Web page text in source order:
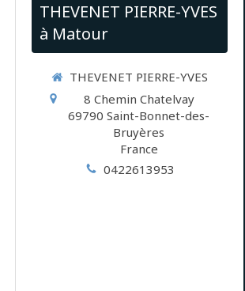
THEVENET PIERRE-YVES
à Matour
THEVENET PIERRE-YVES
8 Chemin Chatelvay
69790 Saint-Bonnet-des-
Bruyères
France
0422613953